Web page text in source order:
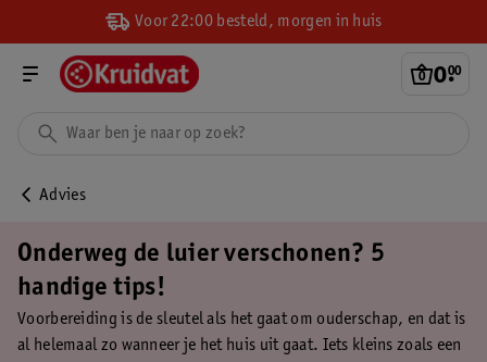
Voor 22:00 besteld, morgen in huis
0.
00
Advies
Onderweg de luier verschonen? 5
handige tips!
Voorbereiding is de sleutel als het gaat om ouderschap, en dat is
al helemaal zo wanneer je het huis uit gaat. Iets kleins zoals een